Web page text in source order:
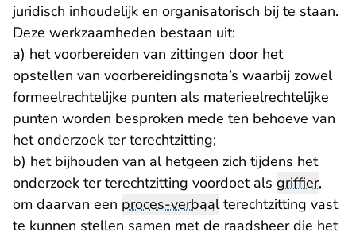
juridisch inhoudelijk en organisatorisch bij te staan.
Deze werkzaamheden bestaan uit:
a) het voorbereiden van zittingen door het
opstellen van voorbereidingsnota’s waarbij zowel
formeelrechtelijke punten als materieelrechtelijke
punten worden besproken mede ten behoeve van
het onderzoek ter terechtzitting;
b) het bijhouden van al hetgeen zich tijdens het
onderzoek ter terechtzitting voordoet als griffier,
om daarvan een proces-verbaalterechtzitting vast
te kunnen stellen samen met de raadsheer die het